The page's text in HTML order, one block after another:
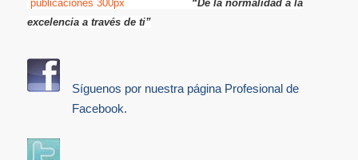
“De la normalidad a la
excelencia a través de ti”
Síguenos por nuestra página Profesional de
Facebook.